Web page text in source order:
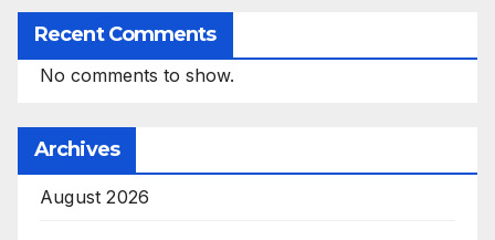
Recent Comments
No comments to show.
Archives
August 2026